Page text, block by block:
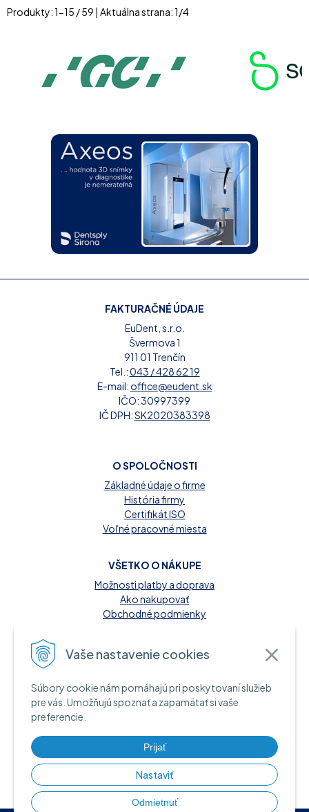
Vaše nastavenie cookies
Súbory cookie nám pomáhajú pri poskytovaní služieb
pre vás. Umožňujú spoznať a zapamätať si vaše
preferencie.
Prijať
Nastaviť
Odmietnuť
Produkty:1-15 /59 | Aktuálna strana:1/4
FAKTURAČNÉ ÚDAJE
EuDent, s.r.o.
Švermova 1
911 01 Trenčín
Tel.:043 / 428 62 19
E-mail:office@eudent.sk
IČO: 30997399
IČ DPH:SK2020383398
O SPOLOČNOSTI
Základné údaje o firme
História firmy
Certifikát ISO
Voľné pracovné miesta
VŠETKO O NÁKUPE
Možnosti platby a doprava
Ako nakupovať
Obchodné podmienky
MOŽNOSTI PLATBY
A INFORMAČNÉ ZDROJE
Platba kartou online